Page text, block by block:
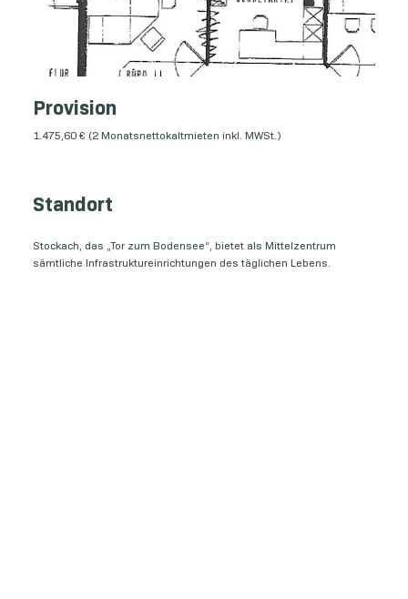
Standort
Stockach, das „Tor zum Bodensee“, bietet als Mittelzentrum
sämtliche Infrastruktureinrichtungen des täglichen Lebens.
Provision
1.475,60 € (2 Monatsnettokaltmieten inkl. MWSt.)